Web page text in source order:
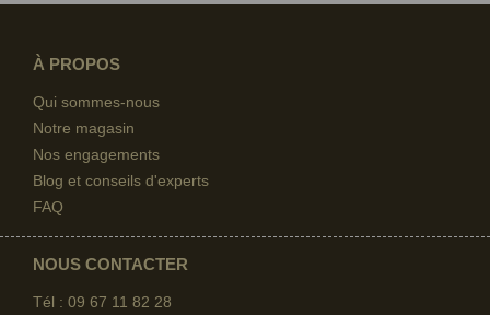
À PROPOS
Qui sommes-nous
Notre magasin
Nos engagements
Blog et conseils d'experts
FAQ
NOUS CONTACTER
Tél : 09 67 11 82 28